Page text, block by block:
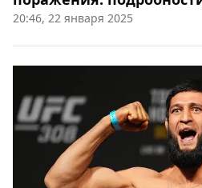
20:46, 22 января 2025